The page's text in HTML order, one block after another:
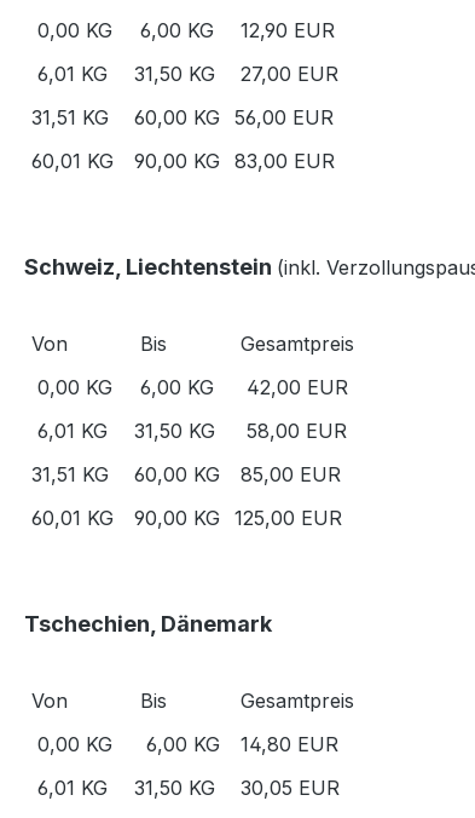
0,00 KG
6,00 KG
12,90 EUR
6,01 KG
31,50 KG
27,00 EUR
31,51 KG
60,00 KG 56,00 EUR
60,01 KG
90,00 KG 83,00 EUR
Schweiz, Liechtenstein (inkl.
Von Bis
Gesamtpreis
0,00 KG
6,00 KG
42,00 EUR
6,01 KG
31,50 KG
58,00 EUR
31,51 KG
60,00 KG
85,00 EUR
60,01 KG
90,00 KG 125,00 EUR
Tschechien, Dänemark
Von Bis
Gesamtpreis
0,00 KG
6,00 KG
14,80 EUR
6,01 KG
31,50 KG
30,05 EUR